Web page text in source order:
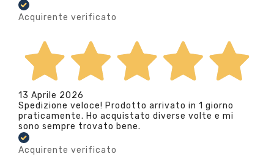
Acquirente verificato
13 Aprile 2026
Spedizione veloce! Prodotto arrivato in 1 giorno
praticamente. Ho acquistato diverse volte e mi
sono sempre trovato bene.
Acquirente verificato